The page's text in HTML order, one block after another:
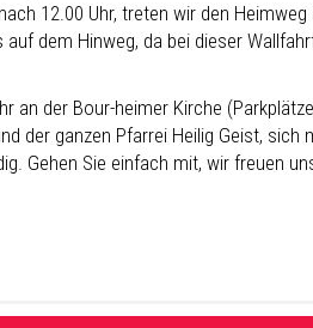
12.00 Uhr, treten wir den
auf dem Hinweg, da bei dieser
an der Bour-heimer Kirche
der ganzen Pfarrei Heilig Geist,
Gehen Sie einfach mit, wir freuen